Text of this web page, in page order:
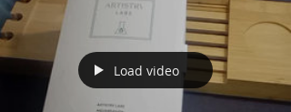
Load video